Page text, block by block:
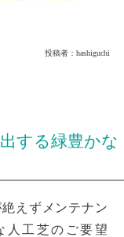
投稿者：hashiguchi
する緑豊かな
えずメンテナン
人工芝のご要望